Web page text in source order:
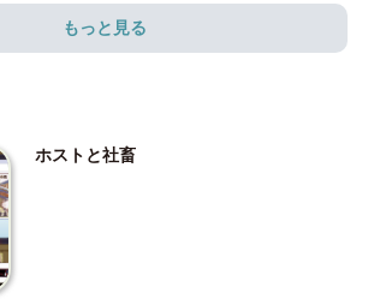
もっと見る
ホストと社畜